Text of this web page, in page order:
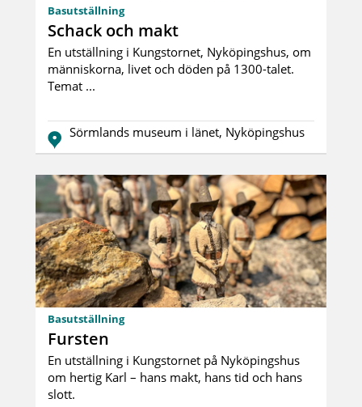
Basutställning
Schack och makt
En utställning i Kungstornet, Nyköpingshus, om
människorna, livet och döden på 1300-talet.
Temat ...
Sörmlands museum i länet, Nyköpingshus
Basutställning
Fursten
En utställning i Kungstornet på Nyköpingshus
om hertig Karl – hans makt, hans tid och hans
slott.